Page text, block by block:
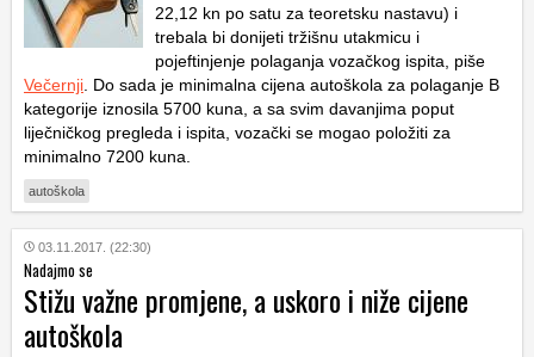
22,12 kn po satu za teoretsku nastavu) i
trebala bi donijeti tržišnu utakmicu i
pojeftinjenje polaganja vozačkog ispita, piše
Večernji . Do sada je minimalna cijena autoškola za polaganje B
kategorije iznosila 5700 kuna, a sa svim davanjima poput
liječničkog pregleda i ispita, vozački se mogao položiti za
minimalno 7200 kuna.
autoškola
03.11.2017. (22:30)
Nadajmo se
Stižu važne promjene, a uskoro i niže cijene
autoškola